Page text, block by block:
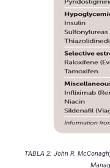
TABLA 2: John R.